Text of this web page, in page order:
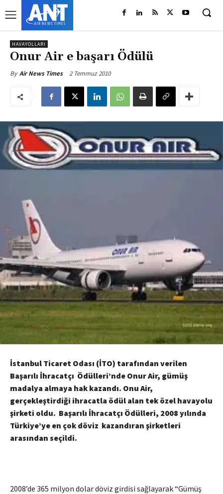
HAVAYOLLARI
Onur Air e başarı Ödülü
By Air News Times 2 Temmuz 2010
İstanbul Ticaret Odası (İTO) tarafından verilen
Başarılı İhracatçı Ödülleri’nde Onur Air, gümüş
madalya almaya hak kazandı. Onu Air,
gerçekleştirdiği ihracatla ödül alan tek özel havayolu
şirketi oldu. Başarılı İhracatçı Ödülleri, 2008 yılında
Türkiye’ye en çok döviz kazandıran şirketleri
arasından seçildi.
2008’de 365 milyon dolar döviz girdisi sağlayarak “Gümüş